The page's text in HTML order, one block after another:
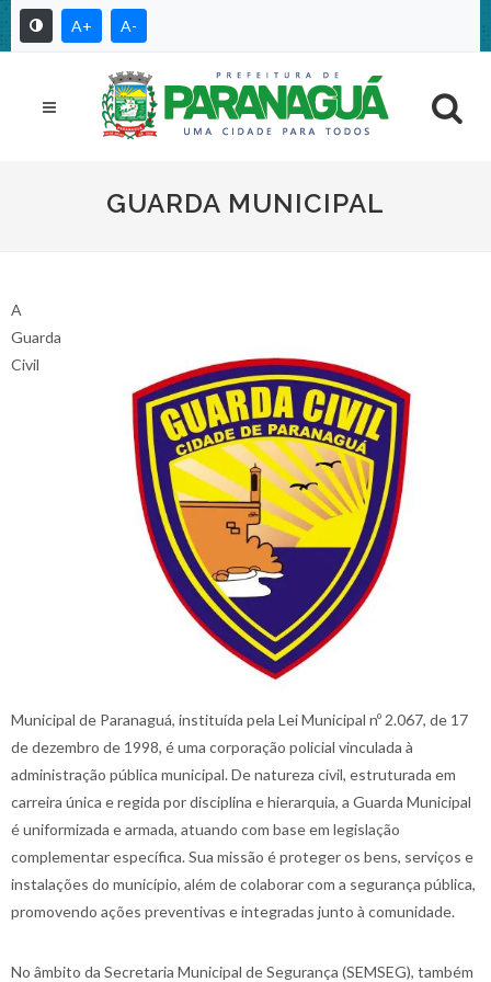
A+ A-
GUARDA MUNICIPAL
A
Guarda
Civil
Municipal de Paranaguá, instituída pela Lei Municipal nº 2.067, de 17
de dezembro de 1998, é uma corporação policial vinculada à
administração pública municipal. De natureza civil, estruturada em
carreira única e regida por disciplina e hierarquia, a Guarda Municipal
é uniformizada e armada, atuando com base em legislação
complementar específica. Sua missão é proteger os bens, serviços e
instalações do município, além de colaborar com a segurança pública,
promovendo ações preventivas e integradas junto à comunidade.
No âmbito da Secretaria Municipal de Segurança (SEMSEG), também